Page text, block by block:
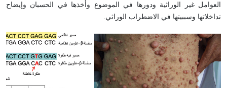
العوامل غير الوراثية ودورها في الموضوع وأخذها في الحسبان وإيضاح
تداخلاتها وسببيتها في الاضطراب الوراثي.